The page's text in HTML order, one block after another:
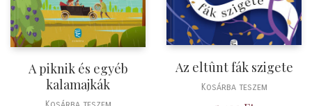
A piknik és egyéb
kalamajkák
Az eltûnt fák szigete
Kosárba teszem